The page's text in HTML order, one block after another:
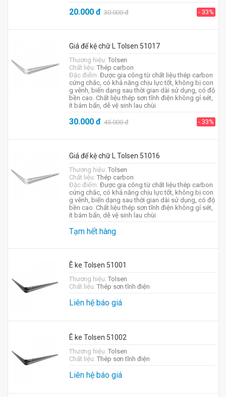
20.000đ 30.000đ - 33%
Giá để kệ chữ L Tolsen 51017
Thương hiệu: Tolsen
Chất liệu: Thép carbon
Đặc điểm: Được gia công từ chất liệu thép carbon
cứng chắc, có khả năng chịu lực tốt, không bị con
g vênh, biến dạng sau thời gian dài sử dụng, có độ
bền cao. Chất liệu thép sơn tĩnh điện không gỉ sét,
ít bám bẩn, dễ vệ sinh lau chùi
30.000đ 45.000đ - 33%
Giá để kệ chữ L Tolsen 51016
Thương hiệu: Tolsen
Chất liệu: Thép carbon
Đặc điểm: Được gia công từ chất liệu thép carbon
cứng chắc, có khả năng chịu lực tốt, không bị con
g vênh, biến dạng sau thời gian dài sử dụng, có độ
bền cao. Chất liệu thép sơn tĩnh điện không gỉ sét,
ít bám bẩn, dễ vệ sinh lau chùi
Tạm hết hàng
Ê ke Tolsen 51001
Thương hiệu: Tolsen
Chất liệu: Thép sơn tĩnh điện
Liên hệ báo giá
Ê ke Tolsen 51002
Thương hiệu: Tolsen
Chất liệu: Thép sơn tĩnh điện
Liên hệ báo giá